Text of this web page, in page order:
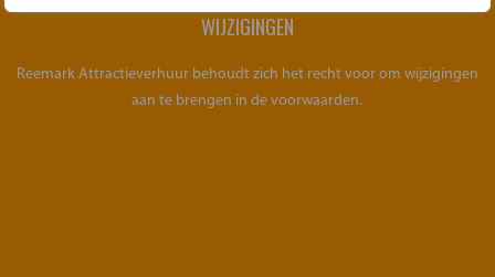
WIJZIGINGEN
Reemark Attractieverhuur behoudt zich het recht voor om wijzigingen
aan te brengen in de voorwaarden.